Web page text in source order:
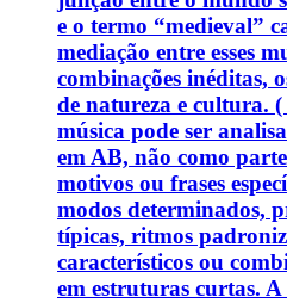
e o termo “medieval”
mediação entre esses
combinações inéditas,
de natureza e cultura.
música pode ser
em AB, não como
motivos ou frases
modos determinados,
típicas, ritmos
característicos ou
em estruturas curtas.